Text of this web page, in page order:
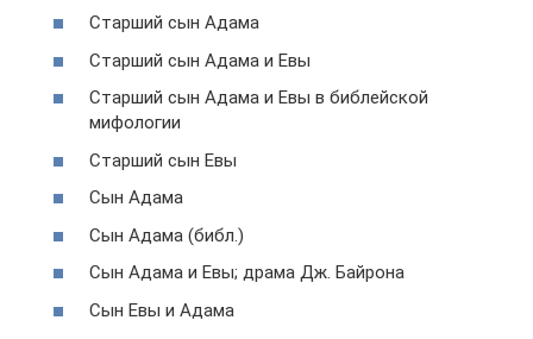
Старший сын Адама
Старший сын Адама и Евы
Старший сын Адама и Евы в библейской
мифологии
Старший сын Евы
Сын Адама
Сын Адама (библ.)
Сын Адама и Евы; драма Дж. Байрона
Сын Евы и Адама